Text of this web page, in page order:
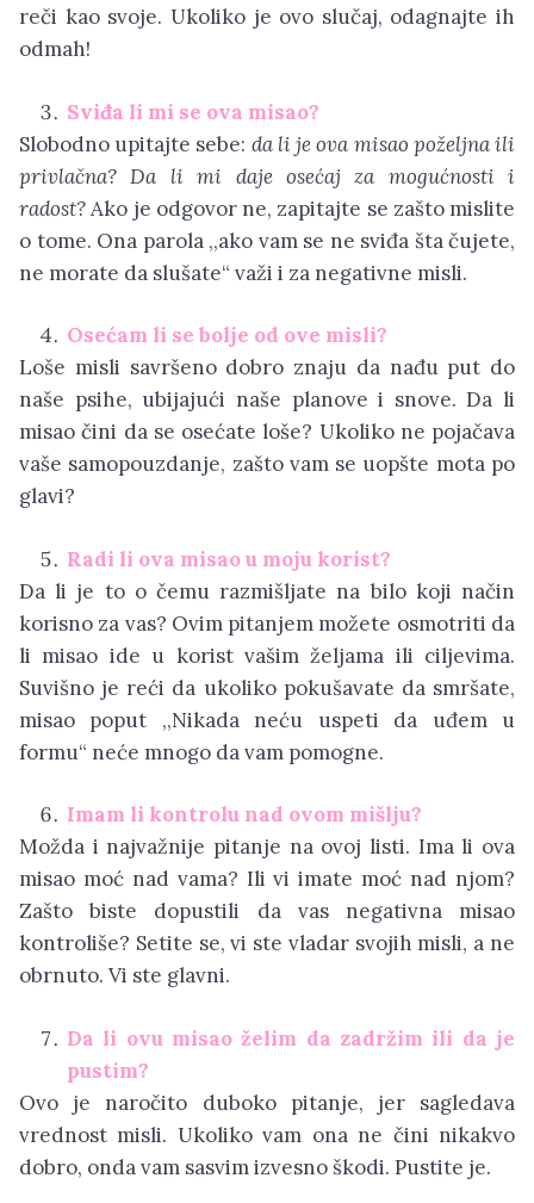
reči kao svoje. Ukoliko je ovo slučaj, odagnajte ih
odmah!
Sviđa li mi se ova misao?
Slobodno upitajte sebe: da li je ova misao poželjna ili
privlačna? Da li mi daje osećaj za mogućnosti i
radost?Ako je odgovor ne, zapitajte se zašto mislite
o tome. Ona parola ,,ako vam se ne sviđa šta čujete,
ne morate da slušate“ važi i za negativne misli.
Osećam li se bolje od ove misli?
Loše misli savršeno dobro znaju da nađu put do
naše psihe, ubijajući naše planove i snove. Da li
misao čini da se osećate loše? Ukoliko ne pojačava
vaše samopouzdanje, zašto vam se uopšte mota po
glavi?
Radi li ova misao u moju korist?
Da li je to o čemu razmišljate na bilo koji način
korisno za vas? Ovim pitanjem možete osmotriti da
li misao ide u korist vašim željama ili ciljevima.
Suvišno je reći da ukoliko pokušavate da smršate,
misao poput ,,Nikada neću uspeti da uđem u
formu“ neće mnogo da vam pomogne.
Imam li kontrolu nad ovom mišlju?
Možda i najvažnije pitanje na ovoj listi. Ima li ova
misao moć nad vama? Ili vi imate moć nad njom?
Zašto biste dopustili da vas negativna misao
kontroliše? Setite se, vi ste vladar svojih misli, a ne
obrnuto. Vi ste glavni.
Da li ovu misao želim da zadržim ili da je
pustim?
Ovo je naročito duboko pitanje, jer sagledava
vrednost misli. Ukoliko vam ona ne čini nikakvo
dobro, onda vam sasvim izvesno škodi. Pustite je.